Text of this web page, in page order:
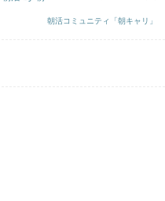
朝活コミュニティ「朝キャリ」